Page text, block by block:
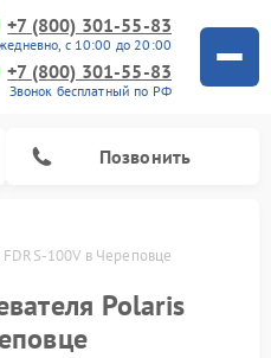
+7 (800) 301-55-83
с 10:00 до 20:00
+7 (800) 301-55-83
Звонок бесплатный по РФ
Позвонить
100V в Череповце
Polaris